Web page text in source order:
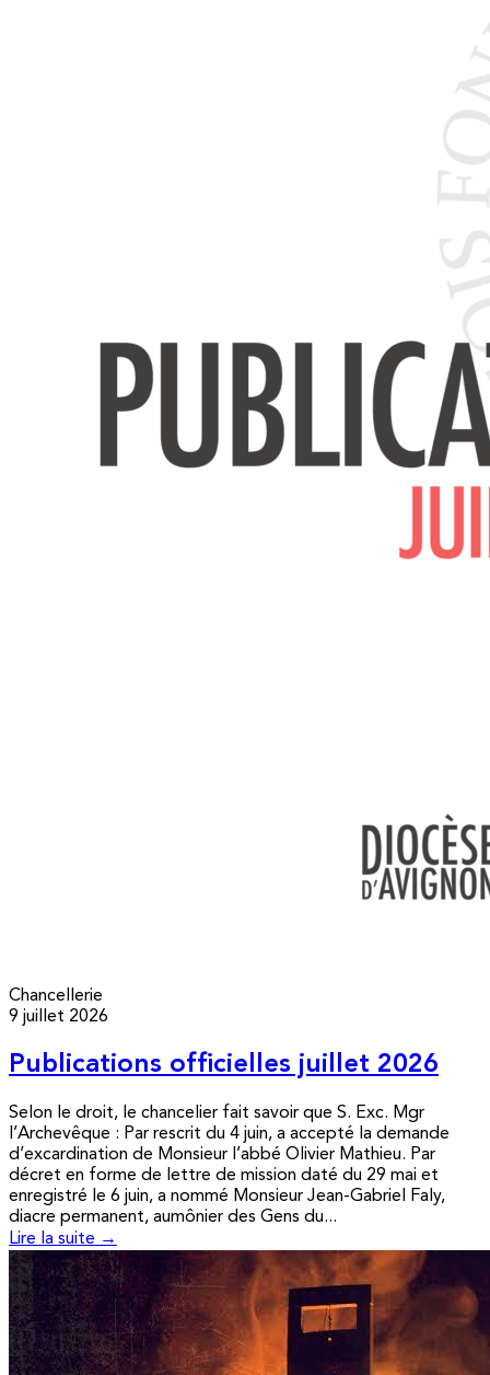
Chancellerie
9 juillet 2026
Publications officielles juillet 2026
Selon le droit, le chancelier fait savoir que S. Exc. Mgr
l’Archevêque : Par rescrit du 4 juin, a accepté la demande
d’excardination de Monsieur l’abbé Olivier Mathieu. Par
décret en forme de lettre de mission daté du 29 mai et
enregistré le 6 juin, a nommé Monsieur Jean-Gabriel Faly,
diacre permanent, aumônier des Gens du...
Lire la suite →